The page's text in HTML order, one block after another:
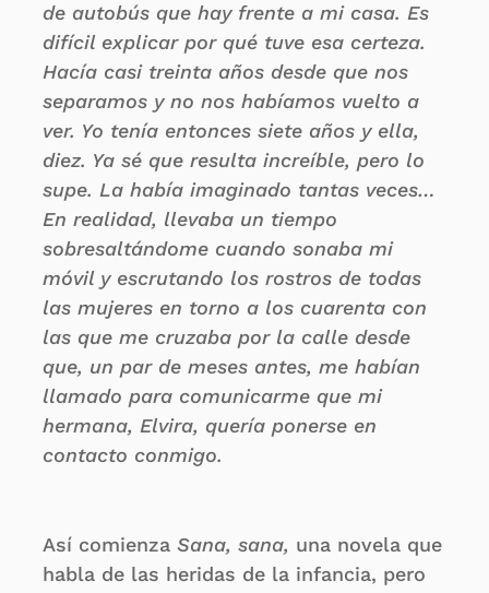
de autobús que hay frente a mi casa. Es
difícil explicar por qué tuve esa certeza.
Hacía casi treinta años desde que nos
separamos y no nos habíamos vuelto a
ver. Yo tenía entonces siete años y ella,
diez. Ya sé que resulta increíble, pero lo
supe. La había imaginado tantas veces…
En realidad, llevaba un tiempo
sobresaltándome cuando sonaba mi
móvil y escrutando los rostros de todas
las mujeres en torno a los cuarenta con
las que me cruzaba por la calle desde
que, un par de meses antes, me habían
llamado para comunicarme que mi
hermana, Elvira, quería ponerse en
contacto conmigo.
Así comienza Sana, sana, una novela que
habla de las heridas de la infancia, pero